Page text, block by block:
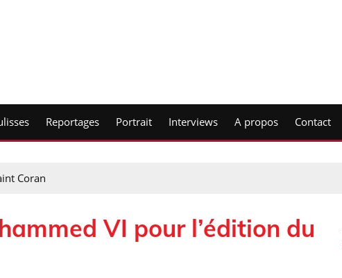
Reportages Portrait Interviews A propos Contact
Coran
VI pour l’édition du